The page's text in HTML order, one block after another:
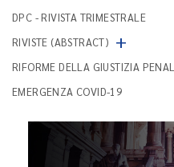
DPC - RIVISTA TRIMESTRALE
RIVISTE (ABSTRACT) +
RIFORME DELLA GIUSTIZIA
EMERGENZA COVID-19